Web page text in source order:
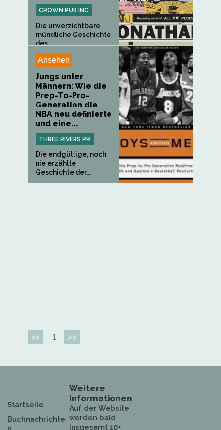
CROWN PUB INC
Die unverzichtbare
mündliche Geschichte
des...
Ansehen
Jungs unter
Männern: Wie die
Prep-To-Pro-
Generation die
NBA neu definierte
und eine...
THREE RIVERS PR
Die endgültige, noch
nie erzählte
Geschichte der...
<< 1 >>
Startseite
Buchnachrichte
Weitere
Informationen
Auf der Website
werden bald
insgesamt 10+